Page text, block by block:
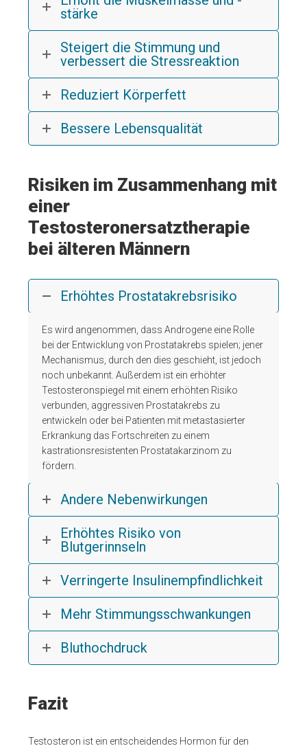
stärke
Steigert die Stimmung und
verbessert die Stressreaktion
Reduziert Körperfett
Bessere Lebensqualität
Risiken im Zusammenhang mit
einer
Testosteronersatztherapie
bei älteren Männern
Erhöhtes Prostatakrebsrisiko
Es wird angenommen, dass Androgene eine Rolle
bei der Entwicklung von Prostatakrebs spielen; jener
Mechanismus, durch den dies geschieht, ist jedoch
noch unbekannt. Außerdem ist ein erhöhter
Testosteronspiegel mit einem erhöhten Risiko
verbunden, aggressiven Prostatakrebs zu
entwickeln oder bei Patienten mit metastasierter
Erkrankung das Fortschreiten zu einem
kastrationsresistenten Prostatakarzinom zu
fördern.
Andere Nebenwirkungen
Erhöhtes Risiko von
Blutgerinnseln
Verringerte Insulinempfindlichkeit
Mehr Stimmungsschwankungen
Bluthochdruck
Fazit
Testosteron ist ein entscheidendes Hormon für den